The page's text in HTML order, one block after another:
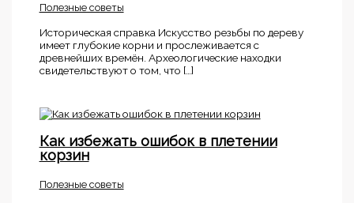
Полезные советы
Историческая справка Искусство резьбы по дереву
имеет глубокие корни и прослеживается с
древнейших времён. Археологические находки
свидетельствуют о том, что […]
Как избежать ошибок в плетении
корзин
Полезные советы